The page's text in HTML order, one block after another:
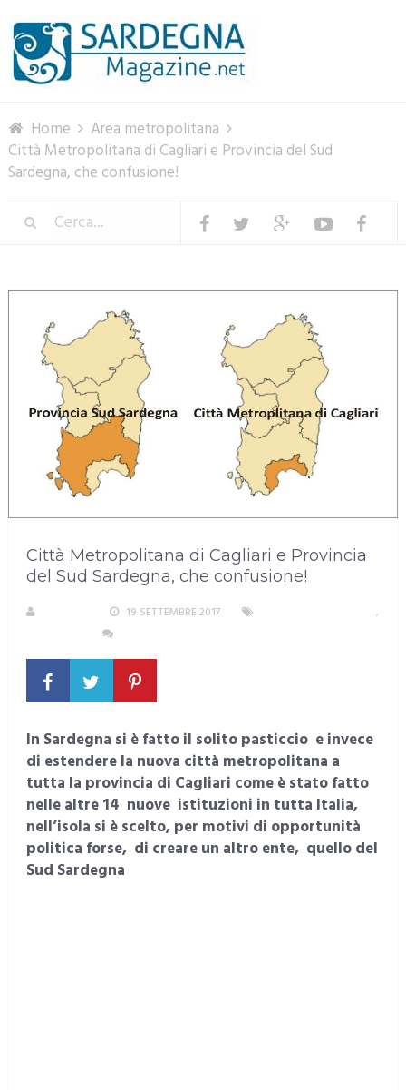
Home
Area metropolitana
Città Metropolitana di Cagliari e Provincia del Sud
Sardegna, che confusione!
Città Metropolitana di Cagliari e Provincia
del Sud Sardegna, che confusione!
19 SETTEMBRE 2017
,
In Sardegna si è fatto il solito pasticcio e invece
di estendere la nuova città metropolitana a
tutta la provincia di Cagliari come è stato fatto
nelle altre 14 nuove istituzioni in tutta Italia,
nell’isola si è scelto, per motivi di opportunità
politica forse, di creare un altro ente, quello del
Sud Sardegna